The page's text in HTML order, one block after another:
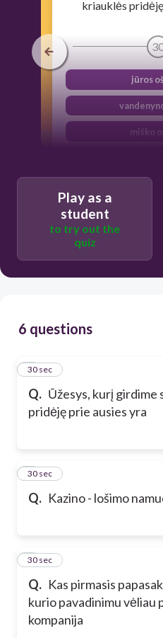
kriauklės
jūros
miško
Play as a
student
to try out the
quiz
6 questions
Q. Ūžesys, kurį girdime
pridėję prie ausies yra
1
30 sec
Q. Kazino - lošimo
2
30 sec
Q. Kas pirmasis
kurio pavadinimu vėliau
kompanija
3
30 sec